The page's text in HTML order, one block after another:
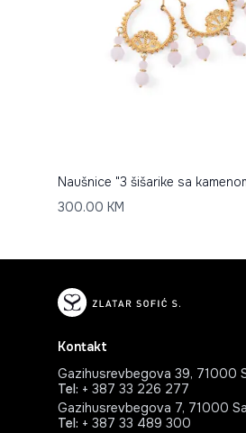
Naušnice "3 šišarike sa
300.00 KM
Kontakt
Gazihusrevbegova 39, 71000
Tel: + 387 33 226 277
Gazihusrevbegova 7, 71000
Tel: + 387 33 489 300